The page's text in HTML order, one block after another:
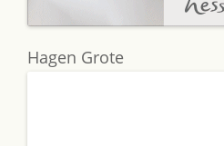
Hagen Grote